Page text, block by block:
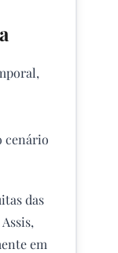
cenário
das
em